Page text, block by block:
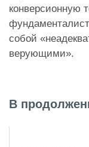
конверсионную
собой
верующими».
В